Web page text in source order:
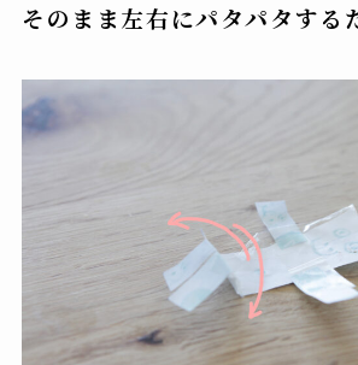
そのまま左右にパタパタする